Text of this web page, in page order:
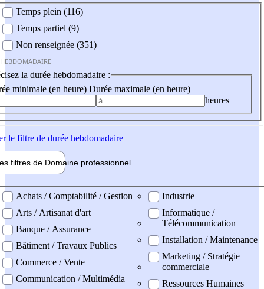
Temps plein (116)
Temps partiel (9)
Non renseignée (351)
la durée hebdomadaire :
minimale (en heure) Durée maximale (en heure)
heures
le filtre de durée hebdomadaire
filtres de Domaine professionnel
professionel
Achats / Comptabilité / Gestion
Arts / Artisanat d'art
Banque / Assurance
Bâtiment / Travaux Publics
Commerce / Vente
Communication / Multimédia
Industrie
Informatique /
Télécommunication
Installation / Maintenance
Marketing / Stratégie
commerciale
Ressources Humaines